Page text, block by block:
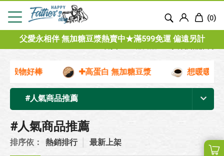
(0)
父愛永相伴 無加糖豆漿熱賣中★滿599免運 偏遠另計
物好棒 ✚高蛋白 無加糖豆漿 想暖暖時．
#人氣商品推薦
#人氣商品推薦
排序依： 熱銷排行 最新上架